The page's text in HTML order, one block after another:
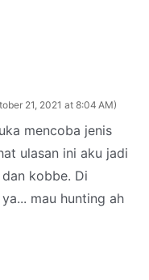
21, 2021 at 8:04 AM
mencoba jenis
ulasan ini aku jadi
kobbe. Di
mau hunting ah